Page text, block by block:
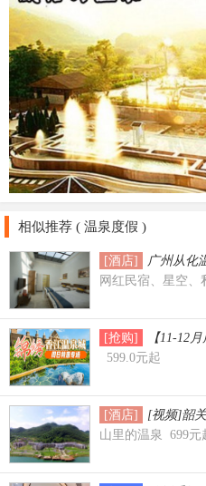
相似推荐 ( 温泉度假 )
[酒店]
广州从化
网红民宿、星空
[抢购]
【11-12
599.0元起
[酒店]
[视频]韶
山里的温泉 699元